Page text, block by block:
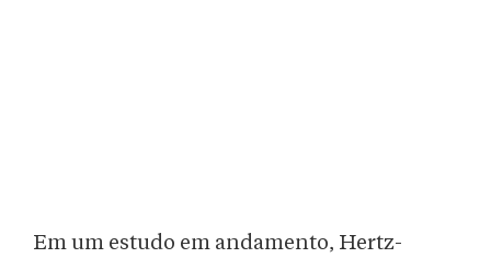
Em um estudo em andamento, Hertz-